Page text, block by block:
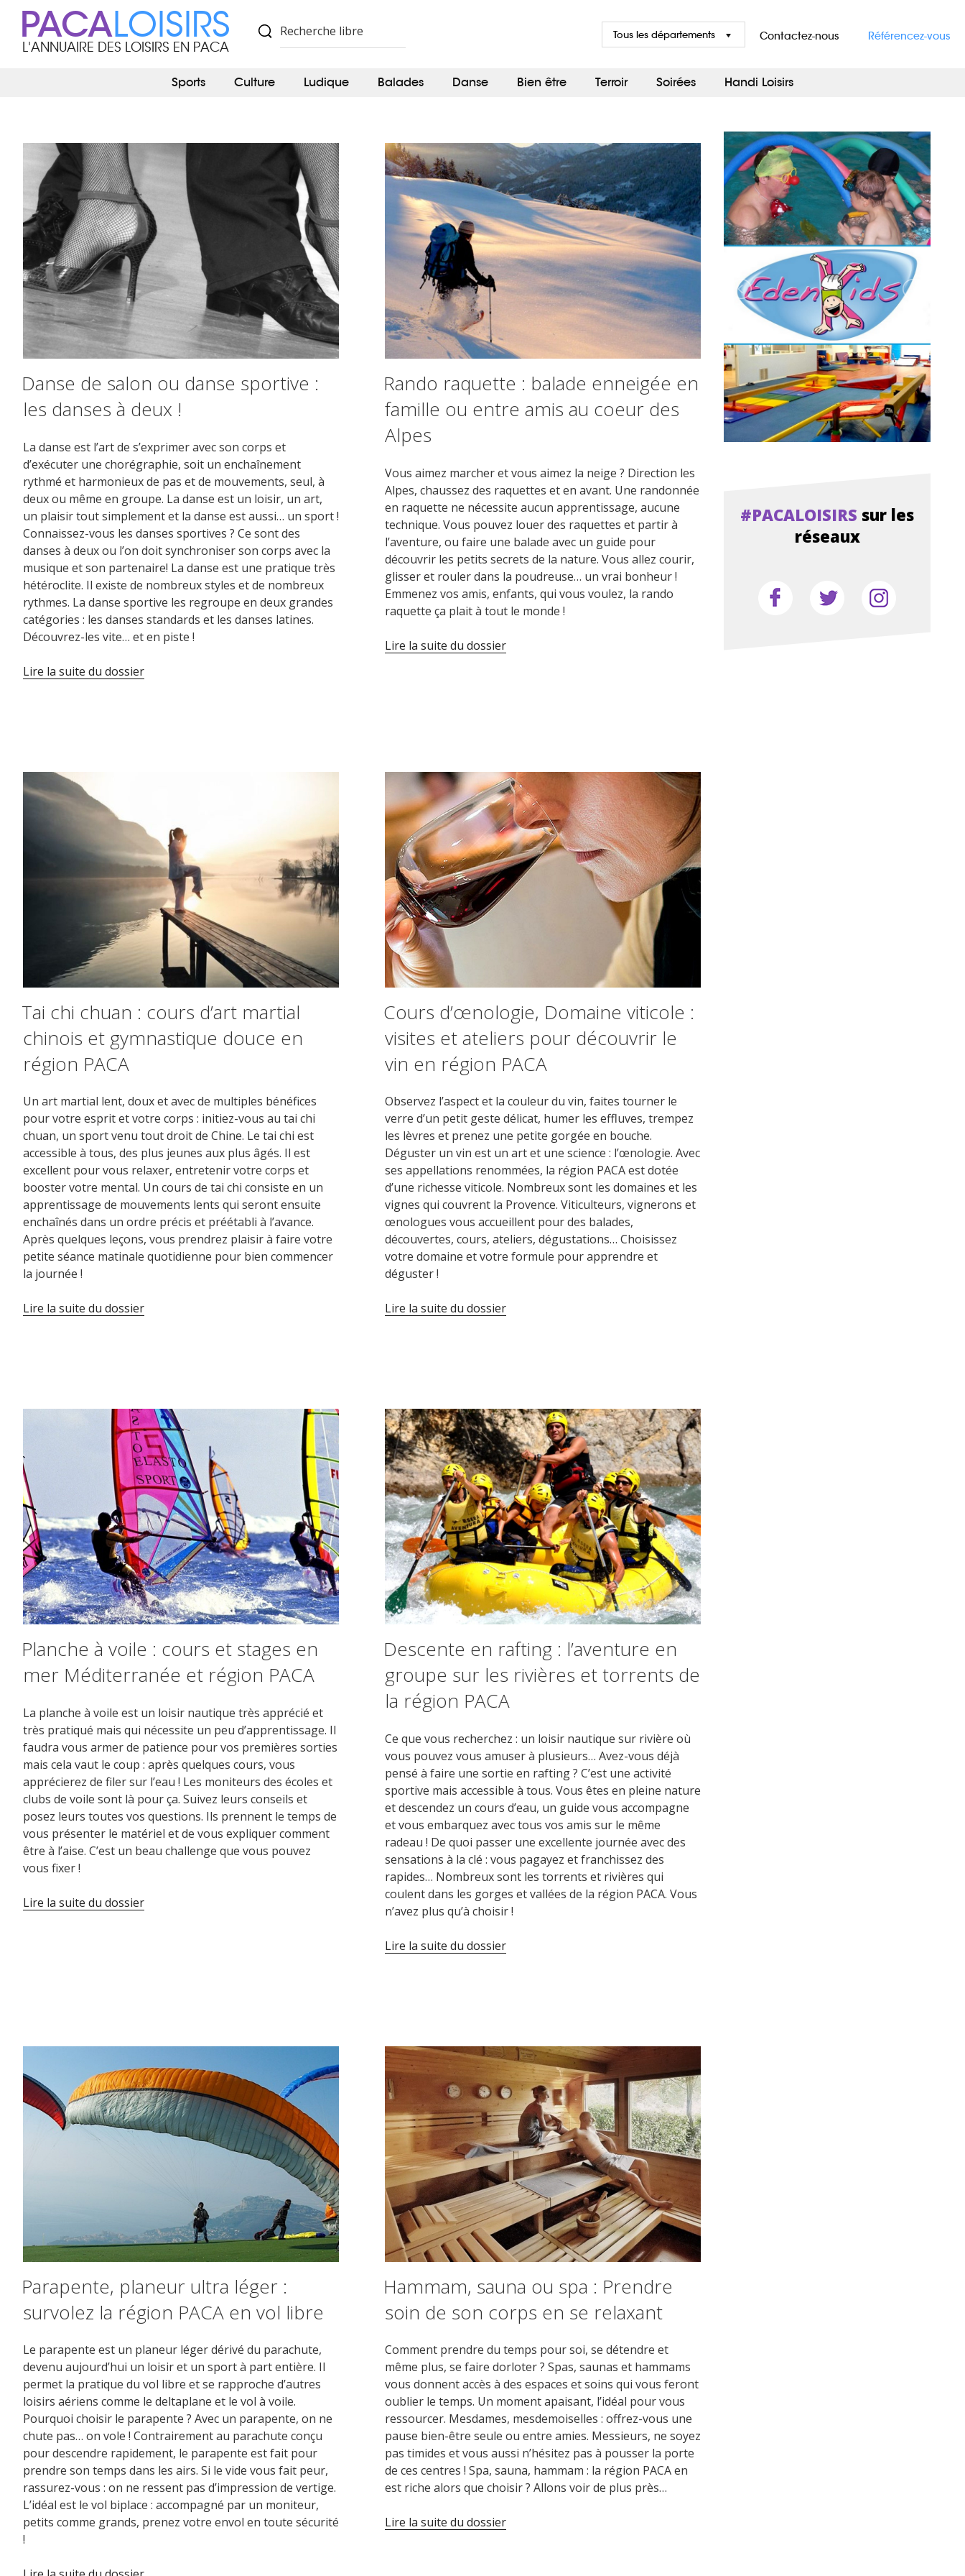
PACALOISIRS
L'ANNUAIRE DES LOISIRS EN PACA
Contactez-nous Référencez-vous
Tous les départements
Sports Culture Ludique Balades Danse Bien être Terroir Soirées Handi Loisirs
Danse de salon ou danse sportive :
les danses à deux !
La danse est l’art de s’exprimer avec son corps et
d’exécuter une chorégraphie, soit un enchaînement
rythmé et harmonieux de pas et de mouvements, seul, à
deux ou même en groupe. La danse est un loisir, un art,
un plaisir tout simplement et la danse est aussi… un sport !
Connaissez-vous les danses sportives ? Ce sont des
danses à deux ou l’on doit synchroniser son corps avec la
musique et son partenaire! La danse est une pratique très
hétéroclite. Il existe de nombreux styles et de nombreux
rythmes. La danse sportive les regroupe en deux grandes
catégories : les danses standards et les danses latines.
Découvrez-les vite… et en piste !
Lire la suite du dossier
Rando raquette : balade enneigée en
famille ou entre amis au coeur des
Alpes
Vous aimez marcher et vous aimez la neige ? Direction les
Alpes, chaussez des raquettes et en avant. Une randonnée
en raquette ne nécessite aucun apprentissage, aucune
technique. Vous pouvez louer des raquettes et partir à
l’aventure, ou faire une balade avec un guide pour
découvrir les petits secrets de la nature. Vous allez courir,
glisser et rouler dans la poudreuse… un vrai bonheur !
Emmenez vos amis, enfants, qui vous voulez, la rando
raquette ça plait à tout le monde !
Lire la suite du dossier
Tai chi chuan : cours d’art martial
chinois et gymnastique douce en
région PACA
Un art martial lent, doux et avec de multiples bénéfices
pour votre esprit et votre corps : initiez-vous au tai chi
chuan, un sport venu tout droit de Chine. Le tai chi est
accessible à tous, des plus jeunes aux plus âgés. Il est
excellent pour vous relaxer, entretenir votre corps et
booster votre mental. Un cours de tai chi consiste en un
apprentissage de mouvements lents qui seront ensuite
enchaînés dans un ordre précis et préétabli à l’avance.
Après quelques leçons, vous prendrez plaisir à faire votre
petite séance matinale quotidienne pour bien commencer
la journée !
Lire la suite du dossier
Cours d’œnologie, Domaine viticole :
visites et ateliers pour découvrir le
vin en région PACA
Observez l’aspect et la couleur du vin, faites tourner le
verre d’un petit geste délicat, humer les effluves, trempez
les lèvres et prenez une petite gorgée en bouche.
Déguster un vin est un art et une science : l’œnologie. Avec
ses appellations renommées, la région PACA est dotée
d’une richesse viticole. Nombreux sont les domaines et les
vignes qui couvrent la Provence. Viticulteurs, vignerons et
œnologues vous accueillent pour des balades,
découvertes, cours, ateliers, dégustations… Choisissez
votre domaine et votre formule pour apprendre et
déguster !
Lire la suite du dossier
Planche à voile : cours et stages en
mer Méditerranée et région PACA
La planche à voile est un loisir nautique très apprécié et
très pratiqué mais qui nécessite un peu d’apprentissage. Il
faudra vous armer de patience pour vos premières sorties
mais cela vaut le coup : après quelques cours, vous
apprécierez de filer sur l’eau ! Les moniteurs des écoles et
clubs de voile sont là pour ça. Suivez leurs conseils et
posez leurs toutes vos questions. Ils prennent le temps de
vous présenter le matériel et de vous expliquer comment
être à l’aise. C’est un beau challenge que vous pouvez
vous fixer !
Lire la suite du dossier
Descente en rafting : l’aventure en
groupe sur les rivières et torrents de
la région PACA
Ce que vous recherchez : un loisir nautique sur rivière où
vous pouvez vous amuser à plusieurs… Avez-vous déjà
pensé à faire une sortie en rafting ? C’est une activité
sportive mais accessible à tous. Vous êtes en pleine nature
et descendez un cours d’eau, un guide vous accompagne
et vous embarquez avec tous vos amis sur le même
radeau ! De quoi passer une excellente journée avec des
sensations à la clé : vous pagayez et franchissez des
rapides… Nombreux sont les torrents et rivières qui
coulent dans les gorges et vallées de la région PACA. Vous
n’avez plus qu’à choisir !
Lire la suite du dossier
Parapente, planeur ultra léger :
survolez la région PACA en vol libre
Le parapente est un planeur léger dérivé du parachute,
devenu aujourd’hui un loisir et un sport à part entière. Il
permet la pratique du vol libre et se rapproche d’autres
loisirs aériens comme le deltaplane et le vol à voile.
Pourquoi choisir le parapente ? Avec un parapente, on ne
chute pas… on vole ! Contrairement au parachute conçu
pour descendre rapidement, le parapente est fait pour
prendre son temps dans les airs. Si le vide vous fait peur,
rassurez-vous : on ne ressent pas d’impression de vertige.
L’idéal est le vol biplace : accompagné par un moniteur,
petits comme grands, prenez votre envol en toute sécurité
!
Hammam, sauna ou spa : Prendre
soin de son corps en se relaxant
Comment prendre du temps pour soi, se détendre et
même plus, se faire dorloter ? Spas, saunas et hammams
vous donnent accès à des espaces et soins qui vous feront
oublier le temps. Un moment apaisant, l’idéal pour vous
ressourcer. Mesdames, mesdemoiselles : offrez-vous une
pause bien-être seule ou entre amies. Messieurs, ne soyez
pas timides et vous aussi n’hésitez pas à pousser la porte
de ces centres ! Spa, sauna, hammam : la région PACA en
est riche alors que choisir ? Allons voir de plus près…
Lire la suite du dossier
#PACALOISIRS sur les
réseaux